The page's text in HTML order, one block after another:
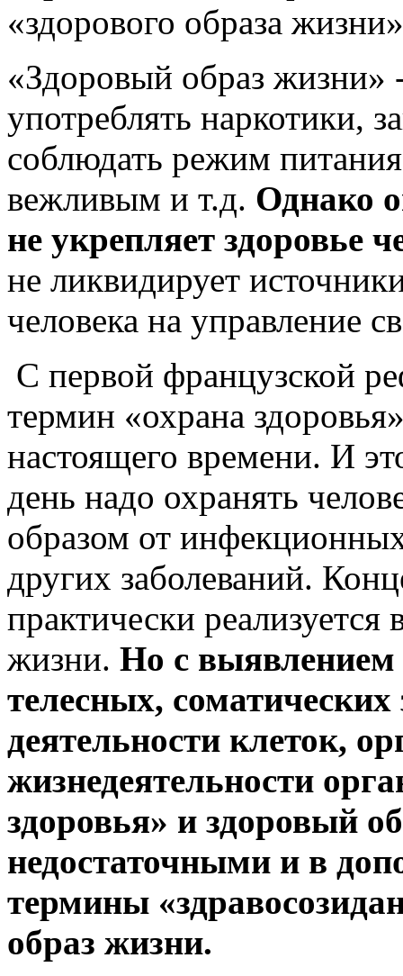
«здорового образа
«Здоровый образ жизни»
употреблять наркотики,
соблюдать режим
вежливым и т.д. Однако
не укрепляет здоровье
не ликвидирует
человека на управление
С первой французской
термин «охрана
настоящего времени. И
день надо охранять
образом от
других заболеваний.
практически реализуется
жизни. Но с
телесных,
деятельности клеток,
жизнедеятельности
здоровья» и здоровый
недостаточными и в
термины
образ жизни.